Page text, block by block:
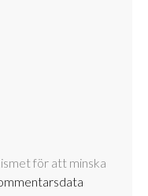
för att minska